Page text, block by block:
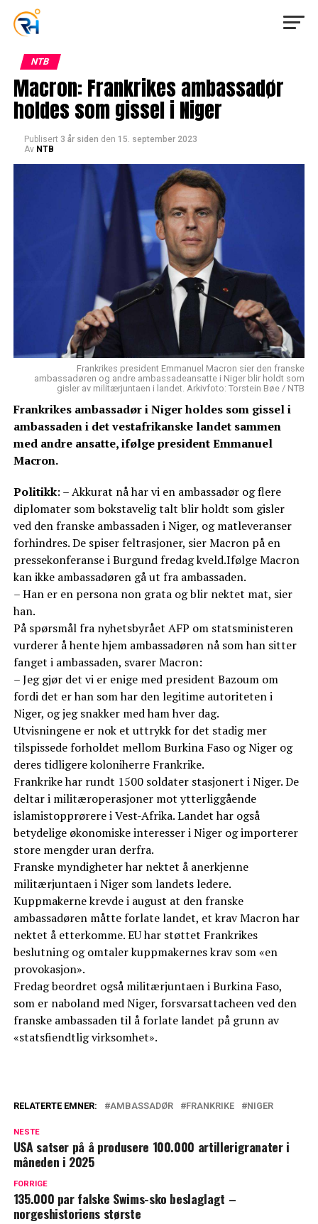
NTB
Macron: Frankrikes ambassadør
holdes som gissel i Niger
Publisert 3 år siden den 15. september 2023
Av NTB
Frankrikes president Emmanuel Macron sier den franske
ambassadøren og andre ambassadeansatte i Niger blir holdt som
gisler av militærjuntaen i landet. Arkivfoto: Torstein Bøe / NTB
Frankrikes ambassadør i Niger holdes som gissel i
ambassaden i det vestafrikanske landet sammen
med andre ansatte, ifølge president Emmanuel
Macron.
Politikk: – Akkurat nå har vi en ambassadør og flere
diplomater som bokstavelig talt blir holdt som gisler
ved den franske ambassaden i Niger, og matleveranser
forhindres. De spiser feltrasjoner, sier Macron på en
pressekonferanse i Burgund fredag kveld.Ifølge Macron
kan ikke ambassadøren gå ut fra ambassaden.
– Han er en persona non grata og blir nektet mat, sier
han.
På spørsmål fra nyhetsbyrået AFP om statsministeren
vurderer å hente hjem ambassadøren nå som han sitter
fanget i ambassaden, svarer Macron:
– Jeg gjør det vi er enige med president Bazoum om
fordi det er han som har den legitime autoriteten i
Niger, og jeg snakker med ham hver dag.
Utvisningene er nok et uttrykk for det stadig mer
tilspissede forholdet mellom Burkina Faso og Niger og
deres tidligere koloniherre Frankrike.
Frankrike har rundt 1500 soldater stasjonert i Niger. De
deltar i militæroperasjoner mot ytterliggående
islamistopprørere i Vest-Afrika. Landet har også
betydelige økonomiske interesser i Niger og importerer
store mengder uran derfra.
Franske myndigheter har nektet å anerkjenne
militærjuntaen i Niger som landets ledere.
Kuppmakerne krevde i august at den franske
ambassadøren måtte forlate landet, et krav Macron har
nektet å etterkomme. EU har støttet Frankrikes
beslutning og omtaler kuppmakernes krav som «en
provokasjon».
Fredag beordret også militærjuntaen i Burkina Faso,
som er naboland med Niger, forsvarsattacheen ved den
franske ambassaden til å forlate landet på grunn av
«statsfiendtlig virksomhet».
RELATERTE EMNER: AMBASSADØR FRANKRIKE NIGER
NESTE
USA satser på å produsere 100.000 artillerigranater i
måneden i 2025
FORRIGE
135.000 par falske Swims-sko beslaglagt –
norgeshistoriens største